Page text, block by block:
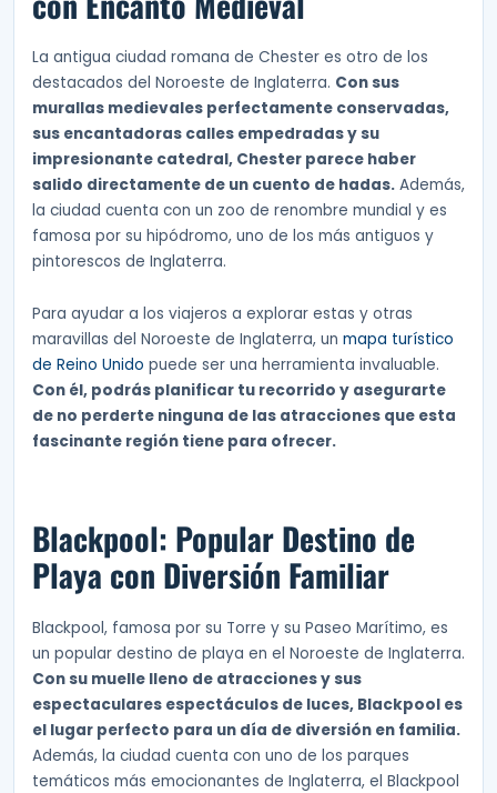
La antigua ciudad romana de Chester es otro de los
destacados del Noroeste de Inglaterra. Con sus
murallas medievales perfectamente conservadas,
sus encantadoras calles empedradas y su
impresionante catedral, Chester parece haber
salido directamente de un cuento de hadas. Además,
la ciudad cuenta con un zoo de renombre mundial y es
famosa por su hipódromo, uno de los más antiguos y
pintorescos de Inglaterra.
Para ayudar a los viajeros a explorar estas y otras
maravillas del Noroeste de Inglaterra, un mapa turístico
de Reino Unido puede ser una herramienta invaluable.
Con él, podrás planificar tu recorrido y asegurarte
de no perderte ninguna de las atracciones que esta
fascinante región tiene para ofrecer.
Blackpool: Popular Destino de
Playa con Diversión Familiar
Blackpool, famosa por su Torre y su Paseo Marítimo, es
un popular destino de playa en el Noroeste de Inglaterra.
Con su muelle lleno de atracciones y sus
espectaculares espectáculos de luces, Blackpool es
el lugar perfecto para un día de diversión en familia.
Además, la ciudad cuenta con uno de los parques
temáticos más emocionantes de Inglaterra, el Blackpool